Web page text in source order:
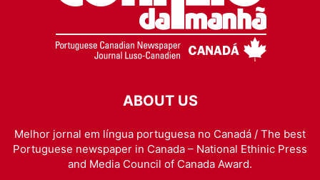
ABOUT US
Melhor jornal em língua portuguesa no Canadá / The best
Portuguese newspaper in Canada – National Ethinic Press
and Media Council of Canada Award.